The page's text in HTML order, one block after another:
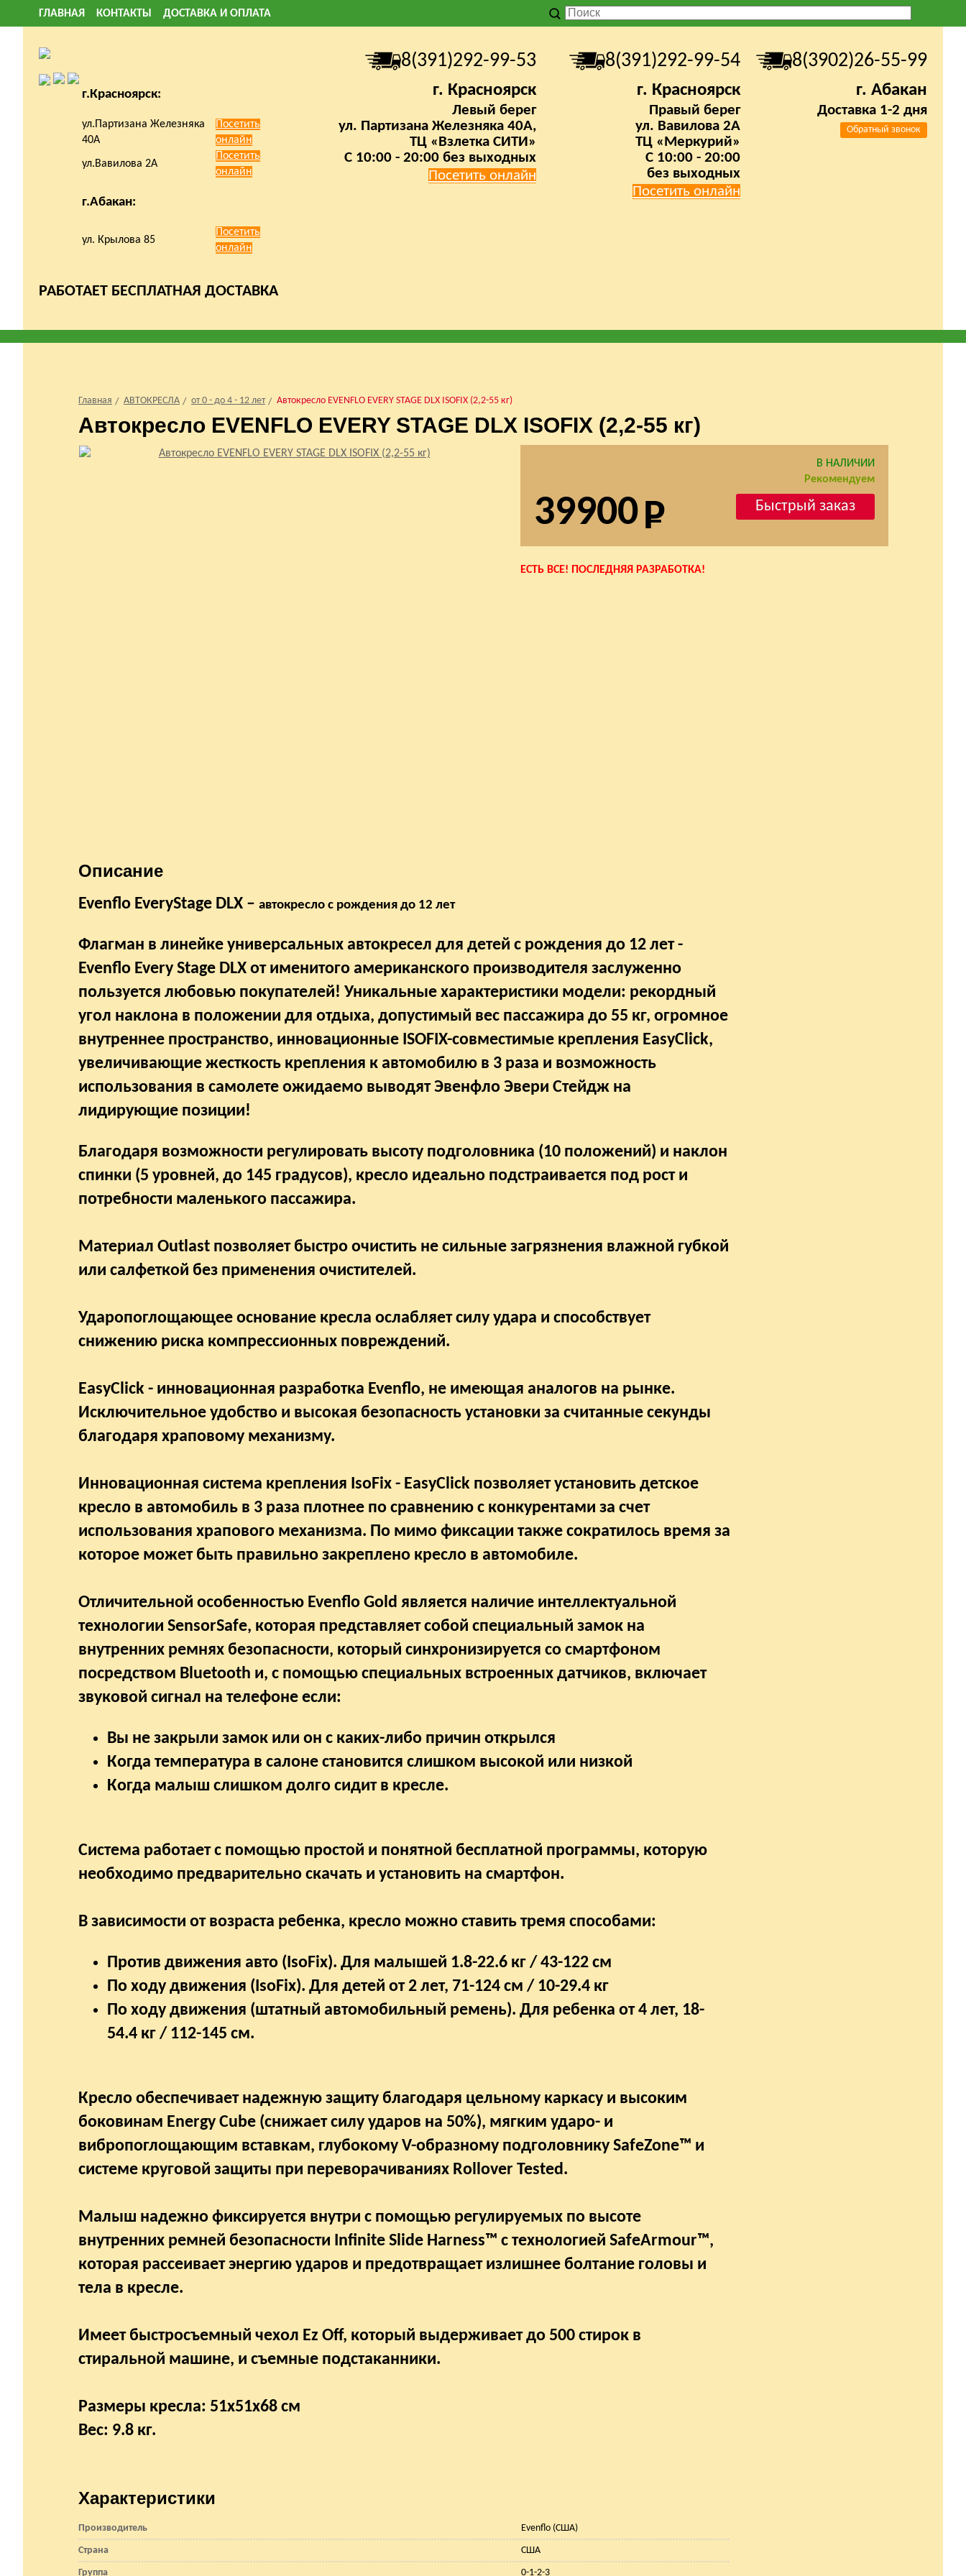
ГЛАВНАЯ КОНТАКТЫ ДОСТАВКА И ОПЛАТА
г.Красноярск:
ул.Партизана Железняка
40А
Посетить
онлайн
ул.Вавилова 2А
Посетить
онлайн
г.Абакан:
ул. Крылова 85
Посетить
онлайн
РАБОТАЕТ БЕСПЛАТНАЯ ДОСТАВКА
8(3902)26-55-99
г. Абакан
Доставка 1-2 дня
Обратный звонок
8(391)292-99-54
г. Красноярск
Правый берег
ул. Вавилова 2А
ТЦ «Меркурий»
C 10:00 - 20:00
без выходных
Посетить онлайн
8(391)292-99-53
г. Красноярск
Левый берег
ул. Партизана Железняка 40А,
ТЦ «Взлетка СИТИ»
C 10:00 - 20:00 без выходных
Посетить онлайн
Главная АВТОКРЕСЛА от 0 - до 4 - 12 лет Автокресло EVENFLO EVERY STAGE DLX ISOFIX (2,2-55 кг)
Автокресло EVENFLO EVERY STAGE DLX ISOFIX (2,2-55 кг)
В НАЛИЧИИ
Рекомендуем
39900
ЕСТЬ ВСЕ! ПОСЛЕДНЯЯ РАЗРАБОТКА!
Описание
Evenflo EveryStage DLX – автокресло с рождения до 12 лет
Флагман в линейке универсальных автокресел для детей с рождения до 12 лет -
Evenflo Every Stage DLX от именитого американского производителя заслуженно
пользуется любовью покупателей! Уникальные характеристики модели: рекордный
угол наклона в положении для отдыха, допустимый вес пассажира до 55 кг, огромное
внутреннее пространство, инновационные ISOFIX-совместимые крепления EasyClick,
увеличивающие жесткость крепления к автомобилю в 3 раза и возможность
использования в самолете ожидаемо выводят Эвенфло Эвери Стейдж на
лидирующие позиции!
Благодаря возможности регулировать высоту подголовника (10 положений) и наклон
спинки (5 уровней, до 145 градусов), кресло идеально подстраивается под рост и
потребности маленького пассажира.
Материал Outlast позволяет быстро очистить не сильные загрязнения влажной губкой
или салфеткой без применения очистителей.
Ударопоглощающее основание кресла ослабляет силу удара и способствует
снижению риска компрессионных повреждений.
EasyClick - инновационная разработка Evenflo, не имеющая аналогов на рынке.
Исключительное удобство и высокая безопасность установки за считанные секунды
благодаря храповому механизму.
Инновационная система крепления IsoFix - EasyClick позволяет установить детское
кресло в автомобиль в 3 раза плотнее по сравнению с конкурентами за счет
использования храпового механизма. По мимо фиксации также сократилось время за
которое может быть правильно закреплено кресло в автомобиле.
Отличительной особенностью Evenflo Gold является наличие интеллектуальной
технологии SensorSafe, которая представляет собой специальный замок на
внутренних ремнях безопасности, который синхронизируется со смартфоном
посредством Bluetooth и, с помощью специальных встроенных датчиков, включает
звуковой сигнал на телефоне если:
Вы не закрыли замок или он с каких-либо причин открылся
Когда температура в салоне становится слишком высокой или низкой
Когда малыш слишком долго сидит в кресле.
Система работает с помощью простой и понятной бесплатной программы, которую
необходимо предварительно скачать и установить на смартфон.
В зависимости от возраста ребенка, кресло можно ставить тремя способами:
Против движения авто (IsoFix). Для малышей 1.8-22.6 кг / 43-122 см
По ходу движения (IsoFix). Для детей от 2 лет, 71-124 см / 10-29.4 кг
По ходу движения (штатный автомобильный ремень). Для ребенка от 4 лет, 18-
54.4 кг / 112-145 см.
Кресло обеспечивает надежную защиту благодаря цельному каркасу и высоким
боковинам Energy Cube (снижает силу ударов на 50%), мягким ударо- и
вибропоглощающим вставкам, глубокому V-образному подголовнику SafeZone™ и
системе круговой защиты при переворачиваниях Rollover Tested.
Малыш надежно фиксируется внутри с помощью регулируемых по высоте
внутренних ремней безопасности Infinite Slide Harness™ с технологией SafeArmour™,
которая рассеивает энергию ударов и предотвращает излишнее болтание головы и
тела в кресле.
Имеет быстросъемный чехол Ez Off, который выдерживает до 500 стирок в
стиральной машине, и съемные подстаканники.
Размеры кресла: 51х51х68 см
Вес: 9.8 кг.
Характеристики
Производитель Evenflo (США)
Страна США
Группа 0-1-2-3